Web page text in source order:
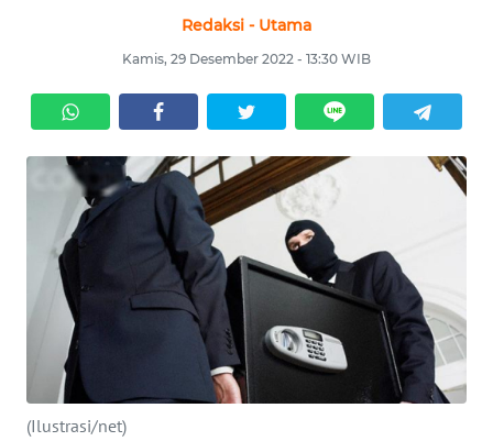
Redaksi - Utama
Kamis, 29 Desember 2022 - 13:30 WIB
(Ilustrasi/net)
KHAS
OPINI
PRIANGAN
TIMUR
SUKABUMI
PURWAKARTA
Informasi